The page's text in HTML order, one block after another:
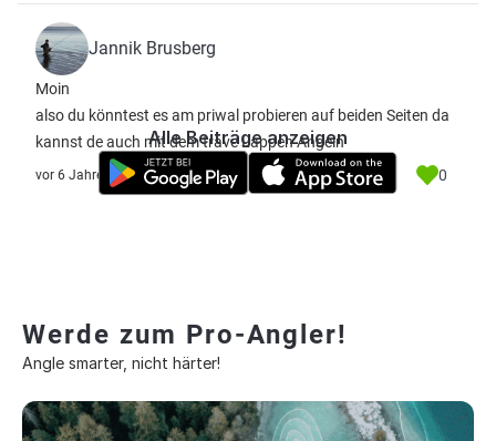
Jannik Brusberg
Moin
also du könntest es am priwal probieren auf beiden Seiten da
kannst de auch mit dem trave Lappen Angeln
vor 6 Jahre 0
Alle Beiträge anzeigen
Werde zum Pro-Angler!
Angle smarter, nicht härter!